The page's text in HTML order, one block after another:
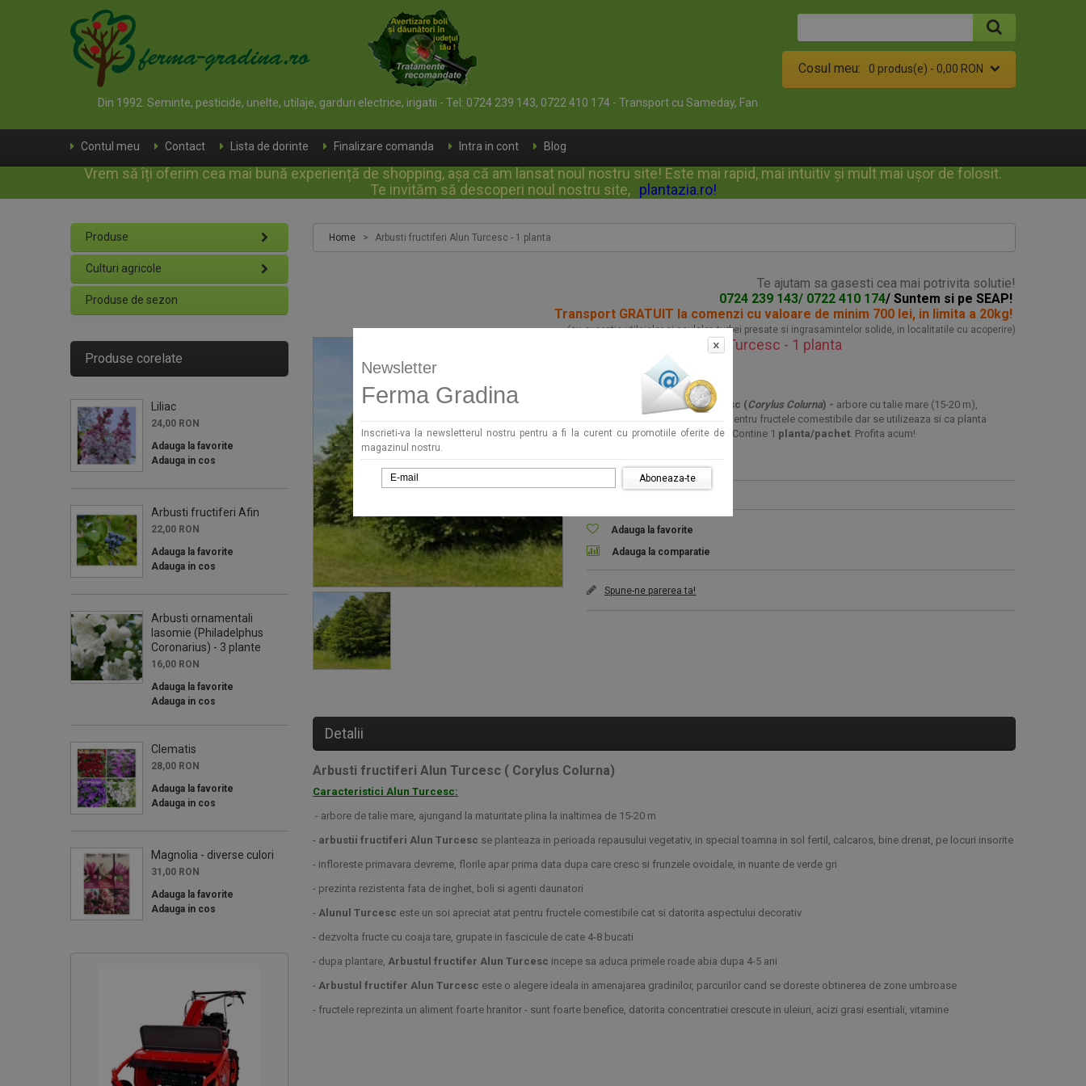
Cosul meu: 0 produs(e) - 0,00 RON
Din 1992. Seminte, pesticide, unelte, utilaje, garduri electrice, irigatii - Tel: 0724 239 143, 0722 410 174 - Transport cu Sameday, Fan
Contul meu Contact Lista de dorinte Finalizare comanda Intra in cont Blog
Vrem să îți oferim cea mai bună experiență de shopping, așa că am lansat noul nostru site! Este mai rapid, mai intuitiv și mult mai ușor de folosit.
Te invităm să descoperi noul nostru site, plantazia.ro!
Home > Arbusti fructiferi Alun Turcesc - 1 planta
Te ajutam sa gasesti cea mai potrivita solutie!
0724 239 143/ 0722 410 174/ Suntem si pe SEAP!
Transport GRATUIT la comenzi cu valoare de minim 700 lei, in limita a 20kg!
(cu exceptia utilajelor si sculelor, turbei presate si ingrasamintelor solide, in localitatile cu acoperire)
Arbusti fructiferi Alun Turcesc - 1 planta
14,00 RON
Arbust fructiferi Alun Turcesc (Corylus Colurna) - arbore cu talie mare (15-20 m),
coroana conica, este apreciat pentru fructele comestibile dar se utilizeaza si ca planta
ornamentala in parcuri, gradini. Contine 1 planta/pachet. Profita acum!
Doar 0 ramase
Availability: Stoc epuizat
Adauga la favorite
Adauga la comparatie
Spune-ne parerea ta!
Detalii
Arbusti fructiferi Alun Turcesc ( Corylus Colurna)
Caracteristici Alun Turcesc:
- arbore de talie mare, ajungand la maturitate plina la inaltimea de 15-20 m
- arbustii fructiferi Alun Turcesc se planteaza in perioada repausului vegetativ, in special toamna in sol fertil, calcaros, bine drenat, pe locuri insorite
- infloreste primavara devreme, florile apar prima data dupa care cresc si frunzele ovoidale, in nuante de verde gri
- prezinta rezistenta fata de inghet, boli si agenti daunatori
- Alunul Turcesc este un soi apreciat atat pentru fructele comestibile cat si datorita aspectului decorativ
- dezvolta fructe cu coaja tare, grupate in fascicule de cate 4-8 bucati
- dupa plantare, Arbustul fructifer Alun Turcesc incepe sa aduca primele roade abia dupa 4-5 ani
- Arbustul fructifer Alun Turcesc este o alegere ideala in amenajarea gradinilor, parcurilor cand se doreste obtinerea de zone umbroase
- fructele reprezinta un aliment foarte hranitor - sunt foarte benefice, datorita concentratiei crescute in uleiuri, acizi grasi esentiali, vitamine
Produse
Culturi agricole
Produse de sezon
Produse corelate
Liliac
24,00 RON
Adauga la favorite
Adauga in cos
Arbusti fructiferi Afin
22,00 RON
Adauga la favorite
Adauga in cos
Arbusti ornamentali
Iasomie (Philadelphus
Coronarius) - 3 plante
16,00 RON
Adauga la favorite
Adauga in cos
Clematis
28,00 RON
Adauga la favorite
Adauga in cos
Magnolia - diverse culori
31,00 RON
Adauga la favorite
Adauga in cos
Newsletter
Ferma Gradina
Inscrieti-va la newsletterul nostru pentru a fi la curent cu promotiile oferite de
magazinul nostru.
Aboneaza-te